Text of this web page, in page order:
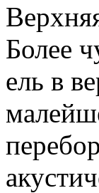
Более
ель в